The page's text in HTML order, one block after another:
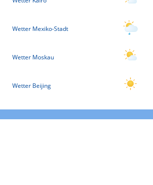
Wetter Mexiko-Stadt
Wetter Moskau
Wetter Beijing